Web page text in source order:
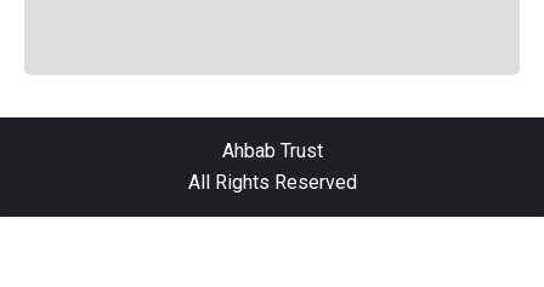
Ahbab Trust
All Rights Reserved